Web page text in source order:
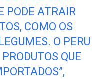
PODE ATRAIR
COMO OS
O PERU
QUE